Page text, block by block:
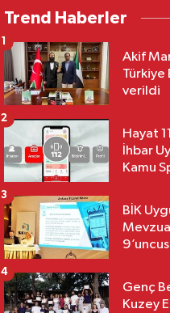
Trend Haberler
Akif
Türkiye
verildi
1
Hayat
İhbar
Kamu
2
BİK
3
Genç
Kuzey
4